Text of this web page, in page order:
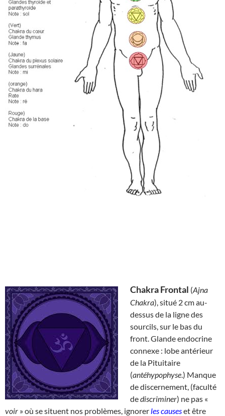
Chakra Frontal (Ajna
Chakra), situé 2 cm au-
dessus de la ligne des
sourcils, sur le bas du
front. Glande endocrine
connexe : lobe antérieur
de la Pituitaire
(antéhypophyse.) Manque
de discernement, (faculté
dediscriminer) ne pas «
voir » où se situent nos problèmes, ignorer les causeset être